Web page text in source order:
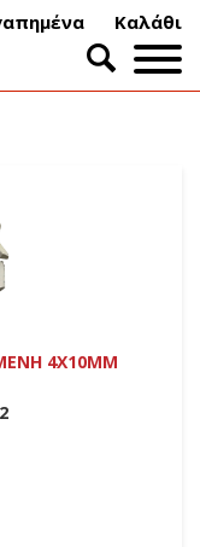
Καλάθι
4Χ10ΜΜ